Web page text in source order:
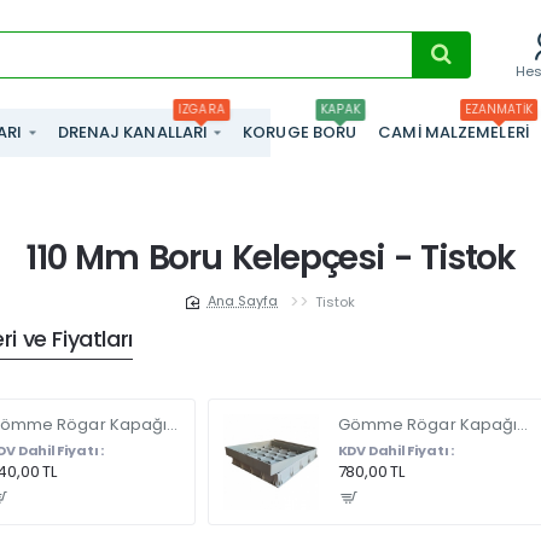
DRENAJ KANALLARI
IZGARA
KORUGE BORU
KAPAK
CAMI MALZEMELERI
EZANMATIK
110 Mm Boru Kelepçesi - Tistok
Tistok
ve Fiyatları
Gömme Rögar Kapağı - Seramik - Fayans Ve Mermer Zeminlerde - Gizli Çerçeve Kapak 35 X 35 - ÇİFT KULPLU
Dahil Fiyatı :
TL
Gömme Rögar Kapağı - Seramik - Fayans Ve Mermer Zeminlerde Gizli Çerçeve Kapak 55 x 55 - ÇİFT KULPLU
KDV Dahil Fiyatı :
780,00 TL